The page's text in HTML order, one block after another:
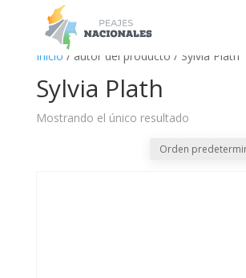
Inicio / autor del producto / Sylvia Plath
Sylvia Plath
Mostrando el único resultado